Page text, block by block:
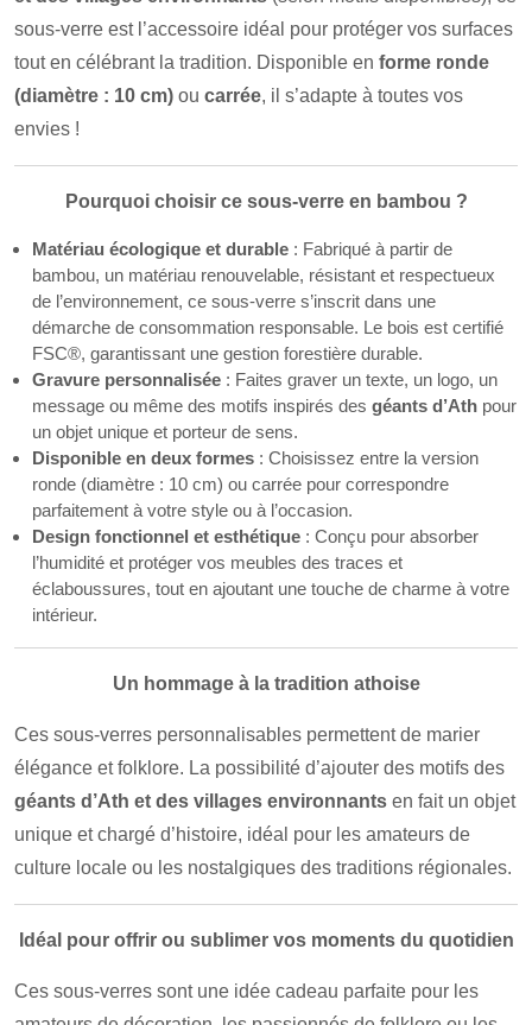
sous-verre est l’accessoire idéal pour protéger vos surfaces
tout en célébrant la tradition. Disponible en forme ronde
(diamètre : 10 cm) ou carrée, il s’adapte à toutes vos
envies !
Pourquoi choisir ce sous-verre en bambou ?
Matériau écologique et durable : Fabriqué à partir de
bambou, un matériau renouvelable, résistant et respectueux
de l’environnement, ce sous-verre s’inscrit dans une
démarche de consommation responsable. Le bois est certifié
FSC®, garantissant une gestion forestière durable.
Gravure personnalisée : Faites graver un texte, un logo, un
message ou même des motifs inspirés des géants d’Ath pour
un objet unique et porteur de sens.
Disponible en deux formes : Choisissez entre la version
ronde (diamètre : 10 cm) ou carrée pour correspondre
parfaitement à votre style ou à l’occasion.
Design fonctionnel et esthétique : Conçu pour absorber
l’humidité et protéger vos meubles des traces et
éclaboussures, tout en ajoutant une touche de charme à votre
intérieur.
Un hommage à la tradition athoise
Ces sous-verres personnalisables permettent de marier
élégance et folklore. La possibilité d’ajouter des motifs des
géants d’Ath et des villages environnants en fait un objet
unique et chargé d’histoire, idéal pour les amateurs de
culture locale ou les nostalgiques des traditions régionales.
Idéal pour offrir ou sublimer vos moments du quotidien
Ces sous-verres sont une idée cadeau parfaite pour les